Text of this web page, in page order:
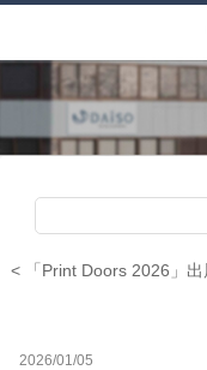
< 「Print Doors 2026」
2026/01/05